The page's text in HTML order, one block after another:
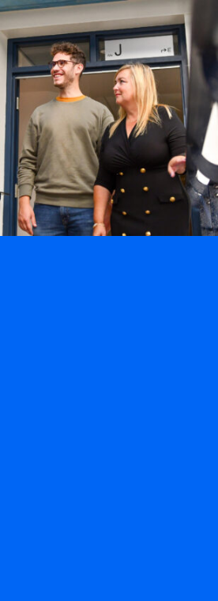
Aller au contenu Recherche
Taille du texte
Interlignage du texte
Espacement du texte